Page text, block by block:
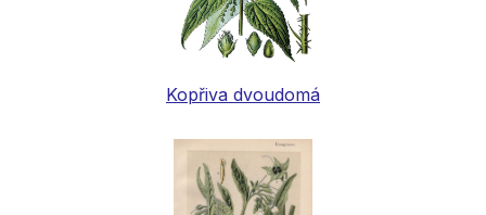
Kopřiva dvoudomá